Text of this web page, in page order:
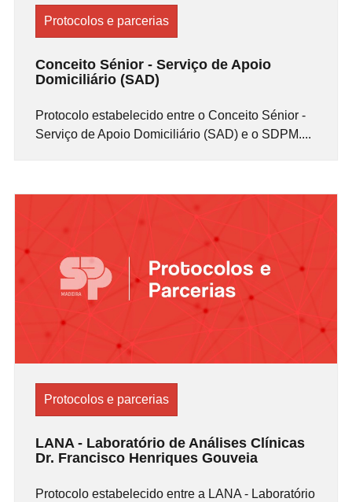
Protocolos e parcerias
Conceito Sénior - Serviço de Apoio
Domiciliário (SAD)
Protocolo estabelecido entre o Conceito Sénior -
Serviço de Apoio Domiciliário (SAD) e o SDPM....
Protocolos e parcerias
LANA - Laboratório de Análises Clínicas
Dr. Francisco Henriques Gouveia
Protocolo estabelecido entre a LANA - Laboratório